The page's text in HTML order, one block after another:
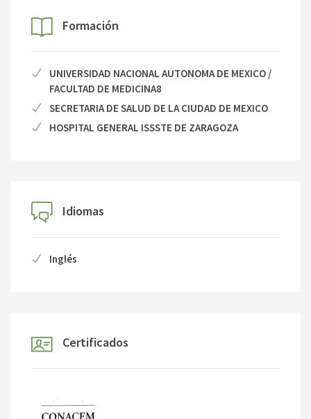
Formación
UNIVERSIDAD NACIONAL AUTONOMA DE MEXICO /
FACULTAD DE MEDICINA8
SECRETARIA DE SALUD DE LA CIUDAD DE MEXICO
HOSPITAL GENERAL ISSSTE DE ZARAGOZA
Idiomas
Inglés
Certificados